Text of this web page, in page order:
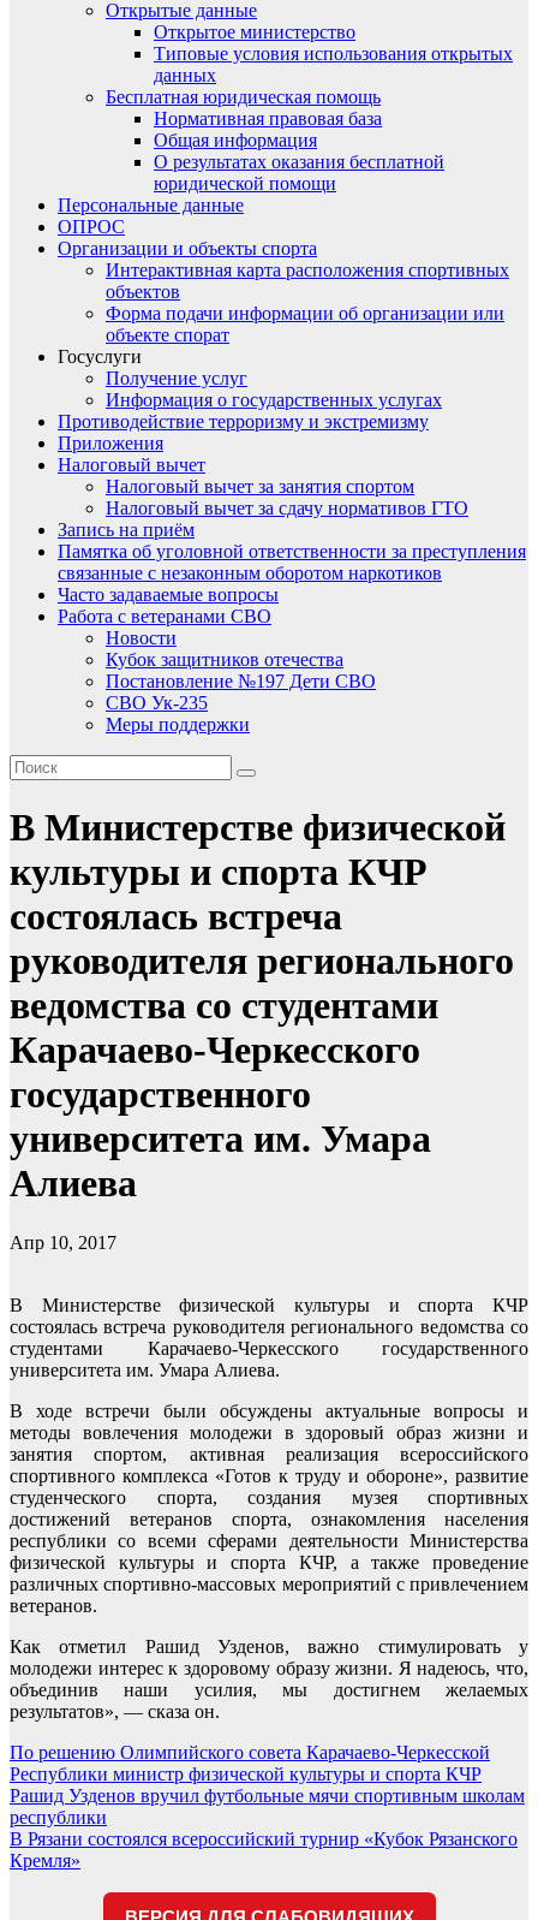
Открытые данные
Открытое министерство
Типовые условия использования открытых
данных
Бесплатная юридическая помощь
Нормативная правовая база
Общая информация
О результатах оказания бесплатной
юридической помощи
Персональные данные
ОПРОС
Организации и объекты спорта
Интерактивная карта расположения спортивных
объектов
Форма подачи информации об организации или
объекте спорат
Госуслуги
Получение услуг
Информация о государственных услугах
Противодействие терроризму и экстремизму
Приложения
Налоговый вычет
Налоговый вычет за занятия спортом
Налоговый вычет за сдачу нормативов ГТО
Запись на приём
Памятка об уголовной ответственности за преступления
связанные с незаконным оборотом наркотиков
Часто задаваемые вопросы
Работа с ветеранами СВО
Новости
Кубок защитников отечества
Постановление №197 Дети СВО
СВО Ук-235
Меры поддержки
В Министерстве физической
культуры и спорта КЧР
состоялась встреча
руководителя регионального
ведомства со студентами
Карачаево-Черкесского
государственного
университета им. Умара
Алиева
Апр 10, 2017
В Министерстве физической культуры и спорта КЧР
состоялась встреча руководителя регионального ведомства со
студентами Карачаево-Черкесского государственного
университета им. Умара Алиева.
В ходе встречи были обсуждены актуальные вопросы и
методы вовлечения молодежи в здоровый образ жизни и
занятия спортом, активная реализация всероссийского
спортивного комплекса «Готов к труду и обороне», развитие
студенческого спорта, создания музея спортивных
достижений ветеранов спорта, ознакомления населения
республики со всеми сферами деятельности Министерства
физической культуры и спорта КЧР, а также проведение
различных спортивно-массовых мероприятий с привлечением
ветеранов.
Как отметил Рашид Узденов, важно стимулировать у
молодежи интерес к здоровому образу жизни. Я надеюсь, что,
объединив наши усилия, мы достигнем желаемых
результатов», — сказа он.
Навигация
по
записям
По решению Олимпийского совета Карачаево-Черкесской
Республики министр физической культуры и спорта КЧР
Рашид Узденов вручил футбольные мячи спортивным школам
республики
В Рязани состоялся всероссийский турнир «Кубок Рязанского
Кремля»